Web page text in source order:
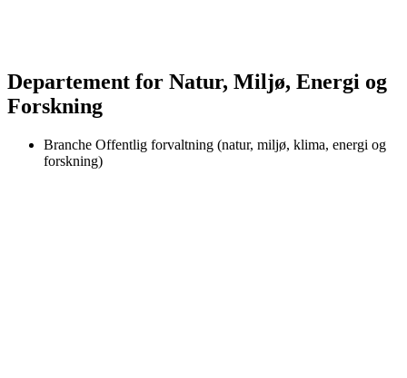
Departement for Natur, Miljø, Energi og
Forskning
Branche Offentlig forvaltning (natur, miljø, klima, energi og
forskning)